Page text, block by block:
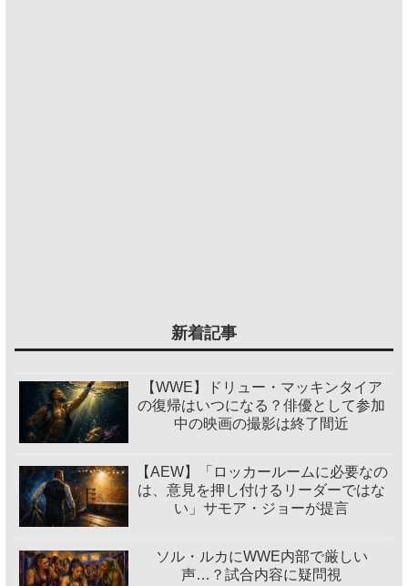
新着記事
【WWE】ドリュー・マッキンタイア
の復帰はいつになる？俳優として参加
中の映画の撮影は終了間近
【AEW】「ロッカールームに必要なの
は、意見を押し付けるリーダーではな
い」サモア・ジョーが提言
ソル・ルカにWWE内部で厳しい
声…？試合内容に疑問視